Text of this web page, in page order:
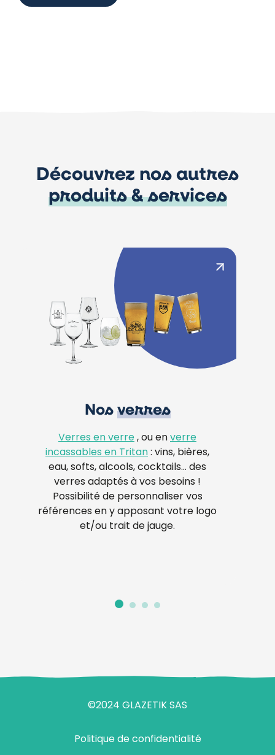
Découvrez nos autres
produits & services
Nos verres
Verres en verre , ou en verre
incassables en Tritan : vins, bières,
eau, softs, alcools, cocktails… des
verres adaptés à vos besoins !
Possibilité de personnaliser vos
références en y apposant votre logo
et/ou trait de jauge.
©2024 GLAZETIK SAS
Politique de confidentialité